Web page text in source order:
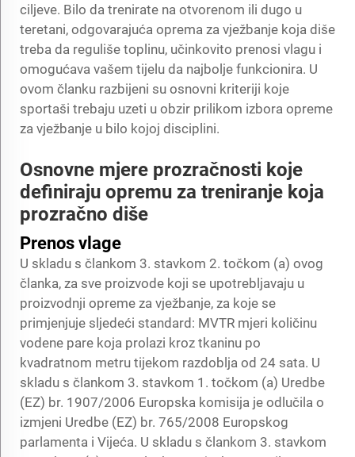
ciljeve. Bilo da trenirate na otvorenom ili dugo u
teretani, odgovarajuća oprema za vježbanje koja diše
treba da reguliše toplinu, učinkovito prenosi vlagu i
omogućava vašem tijelu da najbolje funkcionira. U
ovom članku razbijeni su osnovni kriteriji koje
sportaši trebaju uzeti u obzir prilikom izbora opreme
za vježbanje u bilo kojoj disciplini.
Osnovne mjere prozračnosti koje
definiraju opremu za treniranje koja
prozračno diše
Prenos vlage
U skladu s člankom 3. stavkom 2. točkom (a) ovog
članka, za sve proizvode koji se upotrebljavaju u
proizvodnji opreme za vježbanje, za koje se
primjenjuje sljedeći standard: MVTR mjeri količinu
vodene pare koja prolazi kroz tkaninu po
kvadratnom metru tijekom razdoblja od 24 sata. U
skladu s člankom 3. stavkom 1. točkom (a) Uredbe
(EZ) br. 1907/2006 Europska komisija je odlučila o
izmjeni Uredbe (EZ) br. 765/2008 Europskog
parlamenta i Vijeća. U skladu s člankom 3. stavkom